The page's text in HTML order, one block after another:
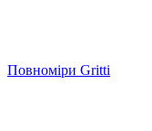
Повноміри Gritti